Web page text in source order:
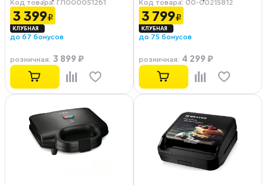
Код товара: ГЛ000051261
3 399₽
до 67 бонусов
розничная: 3 899 ₽
Код товара: 00-00215812
3 799₽
до 75 бонусов
розничная: 4 299 ₽